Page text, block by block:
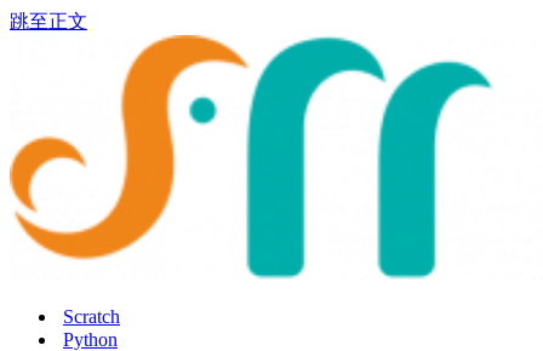
跳至正文
Scratch
Python